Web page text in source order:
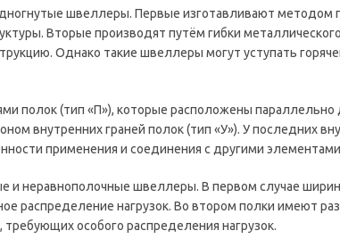
швеллеры. Первые изготавливают методом
Вторые производят путём гибки металлического
Однако такие швеллеры могут уступать
полок (тип «П»), которые расположены параллельно
внутренних граней полок (тип «У»). У последних
применения и соединения с другими
и неравнополочные швеллеры. В первом случае
распределение нагрузок. Во втором полки имеют
особого распределения нагрузок.